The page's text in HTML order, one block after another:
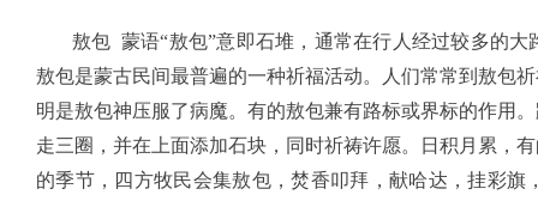
敖包 蒙语“敖包”意即石堆，通常在行人经过较多的大
敖包是蒙古民间最普遍的一种祈福活动。人们常常到敖包
明是敖包神压服了病魔。有的敖包兼有路标或界标的作用
走三圈，并在上面添加石块，同时祈祷许愿。日积月累，
的季节，四方牧民会集敖包，焚香叩拜，献哈达，挂彩